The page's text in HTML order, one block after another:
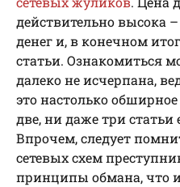
действительно высока
денег и, в конечном
статьи. Ознакомиться
далеко не исчерпана,
это настолько
две, ни даже три статьи
Впрочем, следует
сетевых схем
принципы обмана, что и